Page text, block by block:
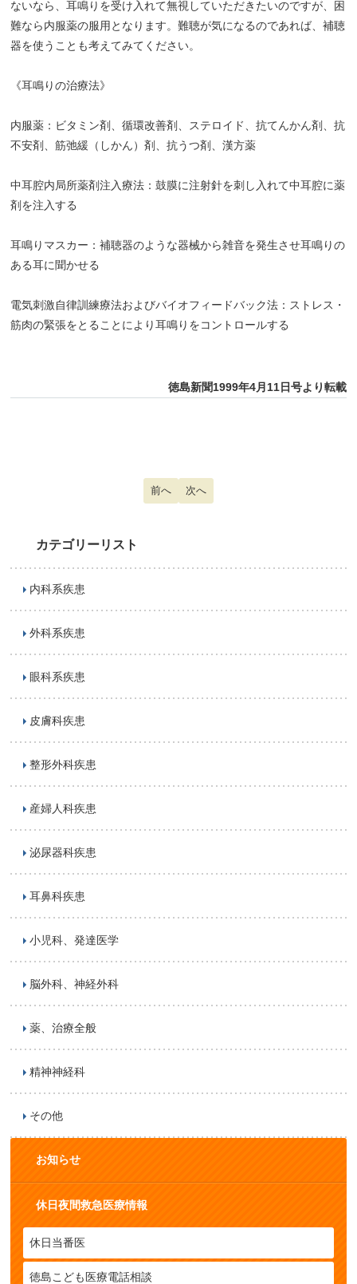
ないなら、耳鳴りを受け入れて無視していただきたいのですが、困
難なら内服薬の服用となります。難聴が気になるのであれば、補聴
器を使うことも考えてみてください。
《耳鳴りの治療法》
内服薬：ビタミン剤、循環改善剤、ステロイド、抗てんかん剤、抗
不安剤、筋弛緩（しかん）剤、抗うつ剤、漢方薬
中耳腔内局所薬剤注入療法：鼓膜に注射針を刺し入れて中耳腔に薬
剤を注入する
耳鳴りマスカー：補聴器のような器械から雑音を発生させ耳鳴りの
ある耳に聞かせる
電気刺激自律訓練療法およびバイオフィードバック法：ストレス・
筋肉の緊張をとることにより耳鳴りをコントロールする
徳島新聞1999年4月11日号より転載
前の記事へ: 胸郭出口症候群
前へ 次の記事へ: 小児のＸ脚
次へ
カテゴリーリスト
内科系疾患
外科系疾患
眼科系疾患
皮膚科疾患
整形外科疾患
産婦人科疾患
泌尿器科疾患
耳鼻科疾患
小児科、発達医学
脳外科、神経外科
薬、治療全般
精神神経科
その他
お知らせ
休日夜間救急医療情報
休日当番医
徳島こども医療電話相談